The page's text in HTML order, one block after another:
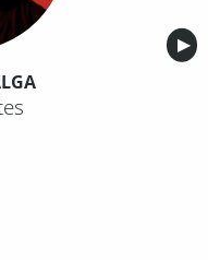
▶︎